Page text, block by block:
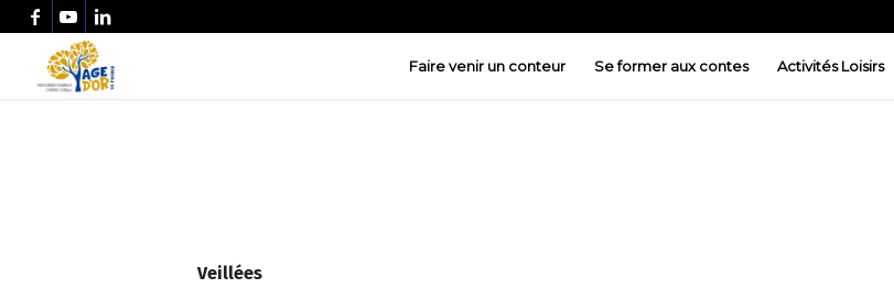
Faire venir un conteur Se former aux contes Activités Loisirs
Veillées